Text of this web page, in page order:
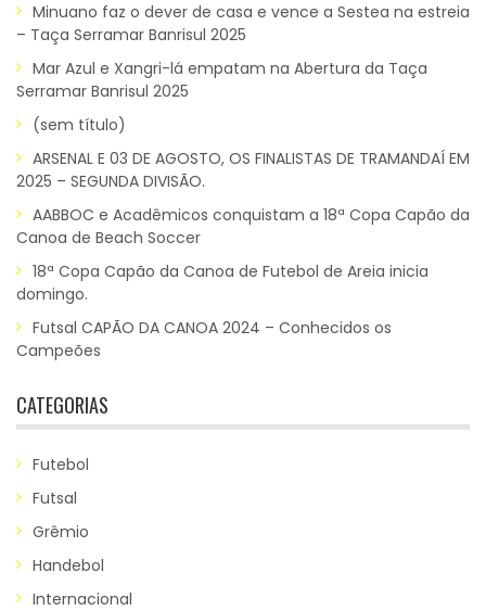
Minuano faz o dever de casa e vence a Sestea na estreia
– Taça Serramar Banrisul 2025
Mar Azul e Xangri-lá empatam na Abertura da Taça
Serramar Banrisul 2025
(sem título)
ARSENAL E 03 DE AGOSTO, OS FINALISTAS DE TRAMANDAÍ EM
2025 – SEGUNDA DIVISÃO.
AABBOC e Acadêmicos conquistam a 18ª Copa Capão da
Canoa de Beach Soccer
18ª Copa Capão da Canoa de Futebol de Areia inicia
domingo.
Futsal CAPÃO DA CANOA 2024 – Conhecidos os
Campeões
CATEGORIAS
Futebol
Futsal
Grêmio
Handebol
Internacional